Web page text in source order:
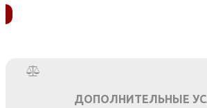
ДОПОЛНИТЕЛЬНЫЕ